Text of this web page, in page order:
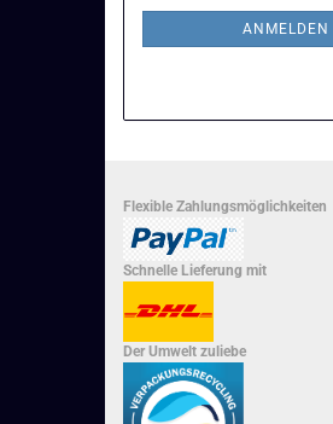
ANMELDEN
Flexible Zahlungsmöglichkeiten
Schnelle Lieferung mit
Der Umwelt zuliebe